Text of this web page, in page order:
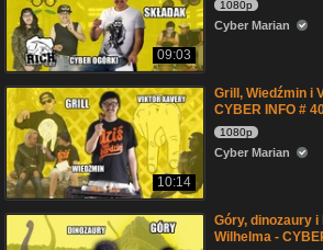
09:03
1080p
Cyber Marian
10:14
Grill, Wiedźmin i
CYBER INFO #
1080p
Cyber Marian
Góry, dinozaury
Wilhelma -